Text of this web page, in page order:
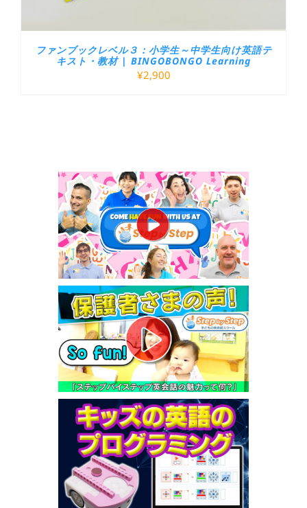
ファンブックレベル３：小学生～中学生向け英語テ
キスト・教材 | BINGOBONGO Learning
¥2,900